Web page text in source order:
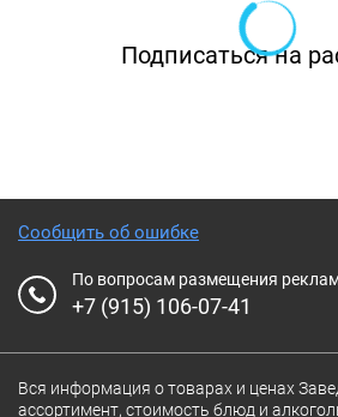
Подписаться на
Сообщить об ошибке
По вопросам размещения
+7 (915) 106-07-41
Вся информация о товарах и ценах
ассортимент, стоимость блюд и